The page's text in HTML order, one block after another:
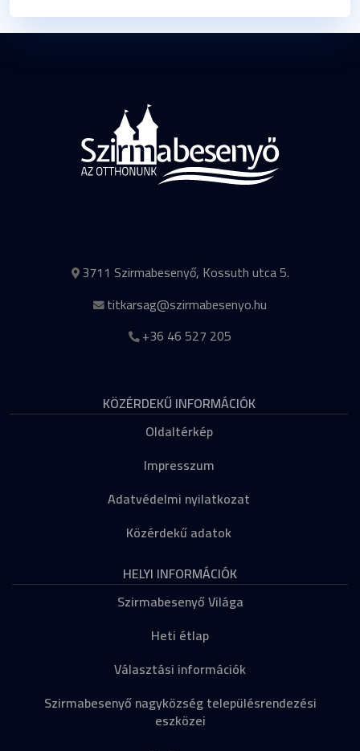
3711 Szirmabesenyő, Kossuth utca 5.
titkarsag@szirmabesenyo.hu
+36 46 527 205
KÖZÉRDEKŰ INFORMÁCIÓK
Oldaltérkép
Impresszum
Adatvédelmi nyilatkozat
Közérdekű adatok
HELYI INFORMÁCIÓK
Szirmabesenyő Világa
Heti étlap
Választási információk
Szirmabesenyő nagyközség településrendezési
eszközei